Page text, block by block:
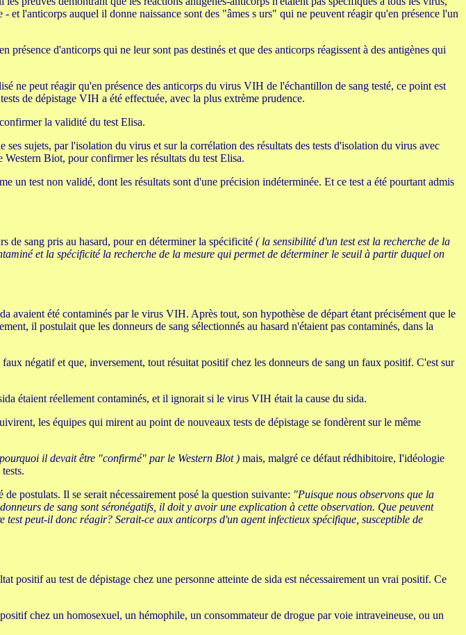
l'anticorps auquel il donne naissance sont des "âmes s urs" qui ne peuvent réagir qu'en présence l'un
d'anticorps qui ne leur sont pas destinés et que des anticorps réagissent à des antigènes qui
ne peut réagir qu'en présence des anticorps du virus VIH de l'échantillon de sang testé, ce point est
de dépistage VIH a été effectuée, avec la plus extrème prudence.
la validité du test Elisa.
sujets, par l'isolation du virus et sur la corrélation des résultats des tests d'isolation du virus avec
Biot, pour confirmer les résultats du test Elisa.
un test non validé, dont les résultats sont d'une précision indéterminée. Et ce test a été pourtant admis
de sang pris au hasard, pour en déterminer la spécificité ( la sensibilité d'un test est la recherche de la
et la spécificité la recherche de la mesure qui permet de déterminer le seuil à partir duquel on
avaient été contaminés par le virus VIH. Après tout, son hypothèse de départ étant précisément que le
il postulait que les donneurs de sang sélectionnés au hasard n'étaient pas contaminés, dans la
négatif et que, inversement, tout résuitat positif chez les donneurs de sang un faux positif. C'est sur
étaient réellement contaminés, et il ignorait si le virus VIH était la cause du sida.
les équipes qui mirent au point de nouveaux tests de dépistage se fondèrent sur le même
il devait être "confirmé" par le Western Blot ) mais, malgré ce défaut rédhibitoire, I'idéologie
postulats. Il se serait nécessairement posé la question suivante: "Puisque nous observons que la
de sang sont séronégatifs, il doit y avoir une explication à cette observation. Que peuvent
peut-il donc réagir? Serait-ce aux anticorps d'un agent infectieux spécifique, susceptible de
positif au test de dépistage chez une personne atteinte de sida est nécessairement un vrai positif. Ce
chez un homosexuel, un hémophile, un consommateur de drogue par voie intraveineuse, ou un